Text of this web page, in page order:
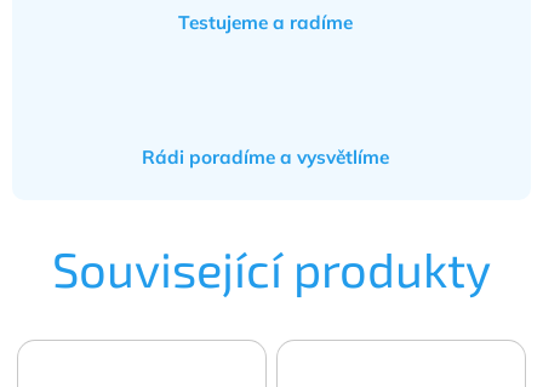
Testujeme a radíme
Rádi poradíme a vysvětlíme
Související produkty